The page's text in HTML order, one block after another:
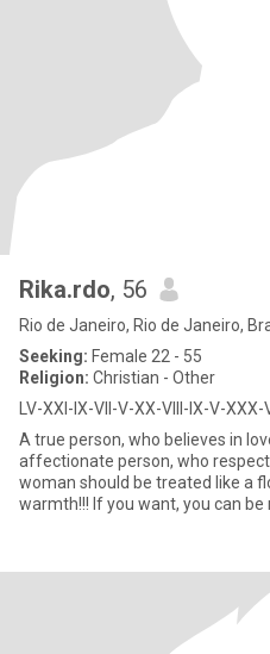
Rika.rdo, 56
Rio de Janeiro, Rio de Janeiro,
Seeking: Female 22 - 55
Religion: Christian - Other
LV-XXI-IX-VII-V-XX-VIII-IX-V-XXX-
A true person, who believes in
affectionate person, who
woman should be treated like a
warmth!!! If you want, you can